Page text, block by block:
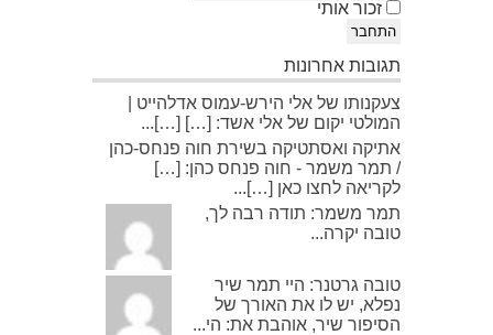
זכור אותי
התחבר
תגובות אחרונות
צעקנותו של אלי הירש-עמוס אדלהייט |
המולטי יקום של אלי אשד: […] […]...
אתיקה ואסתטיקה בשירת חוה פנחס-כהן
/ תמר משמר - חוה פנחס כהן: […]
לקריאה לחצו כאן […]...
תמר משמר: תודה רבה לך,
טובה יקרה...
טובה גרטנר: היי תמר שיר
נפלא, יש לו את האורך של
הסיפור שיר, אוהבת את: הי...